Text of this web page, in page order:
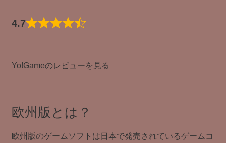
4.7
Yo!Gameのレビューを見る
欧州版とは？
欧州版のゲームソフトは日本で発売されているゲームコ